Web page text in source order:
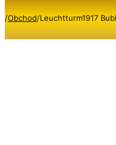
/Obchod/Leuchtturm1917